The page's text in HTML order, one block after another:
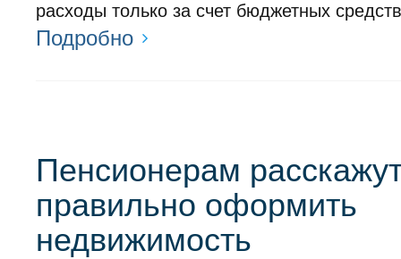
расходы только за счет бюджетных
Подробно
Пенсионерам
правильно оформить
недвижимость